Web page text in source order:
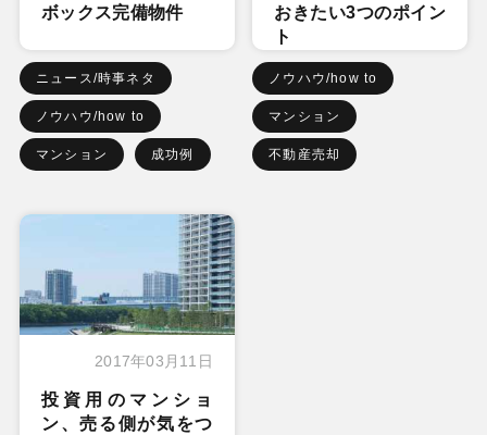
ボックス完備物件
ニュース/時事ネタ
ノウハウ/how to
マンション 成功例
おきたい3つのポイン
ト
ノウハウ/how to
マンション
不動産売却
2017年03月11日
投資用のマンショ
ン、売る側が気をつ